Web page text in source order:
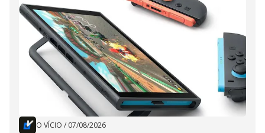
O VÍCIO / 07/08/2026